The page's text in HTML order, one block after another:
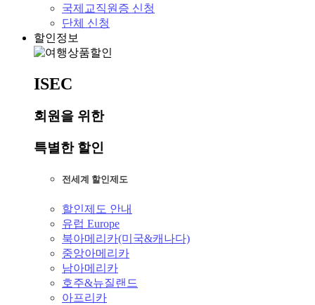
국제교직원증 신청
단체 신청
할인정보
ISEC
회원을 위한
특별한 할인
전세계 할인제도
할인제도 안내
유럽 Europe
북아메리카(미국&캐나다)
중앙아메리카
남아메리카
호주&뉴질랜드
아프리카